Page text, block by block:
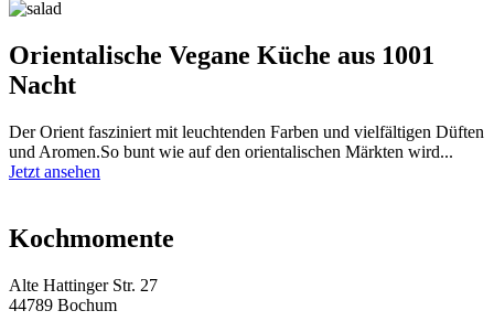
Orientalische Vegane Küche aus 1001
Nacht
Der Orient fasziniert mit leuchtenden Farben und vielfältigen Düften
und Aromen.So bunt wie auf den orientalischen Märkten wird...
Jetzt ansehen
Kochmomente
Alte Hattinger Str. 27
44789 Bochum